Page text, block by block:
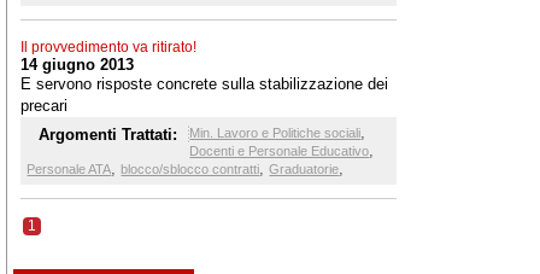
Il provvedimento va ritirato!
14 giugno 2013
E servono risposte concrete sulla stabilizzazione dei
precari
Argomenti Trattati:
Min. Lavoro e Politiche sociali,
Docenti e Personale Educativo,
Personale ATA,blocco/sblocco contratti,Graduatorie,
1